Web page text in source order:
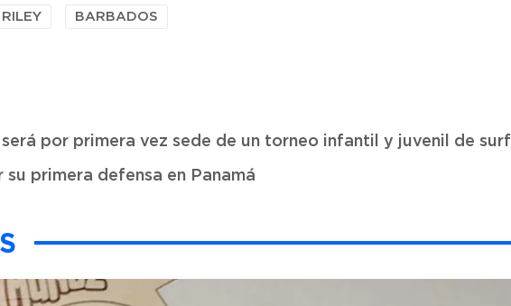
RILEY BARBADOS
por primera vez sede de un torneo infantil y juvenil de surf
primera defensa en Panamá